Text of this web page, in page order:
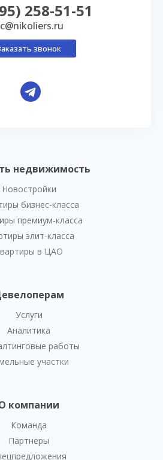
недвижимость
Новостройки
бизнес-класса
премиум-класса
элит-класса
в ЦАО
Услуги
Аналитика
работы
участки
компании
Команда
Партнеры
258-51-51
звонок